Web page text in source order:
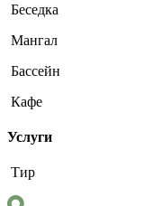
Беседка
Мангал
Бассейн
Кафе
Услуги
Тир